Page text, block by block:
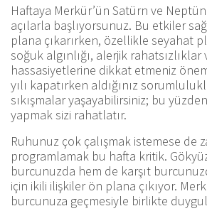
Haftaya Merkür’ün Satürn ve
açılarla başlıyorsunuz. Bu etkiler
plana çıkarırken, özellikle seyahat
soğuk algınlığı, alerjik rahatsızlıklar
hassasiyetlerine dikkat etmeniz
yılı kapatırken aldığınız
sıkışmalar yaşayabilirsiniz; bu
yapmak sizi rahatlatır.
Ruhunuz çok çalışmak istemese de
programlamak bu hafta kritik.
burcunuzda hem de karşıt
için ikili ilişkiler ön plana çıkıyor.
burcunuza geçmesiyle birlikte